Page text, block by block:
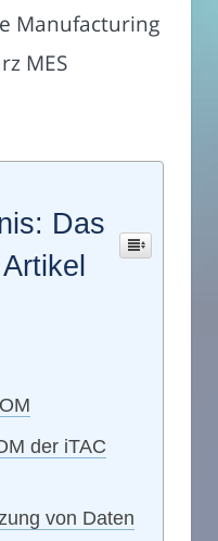
Manufacturing
MES
Das
der iTAC
von Daten